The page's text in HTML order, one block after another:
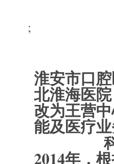
;
淮安市口
北淮海医
改为王营
能及医疗
2014年，